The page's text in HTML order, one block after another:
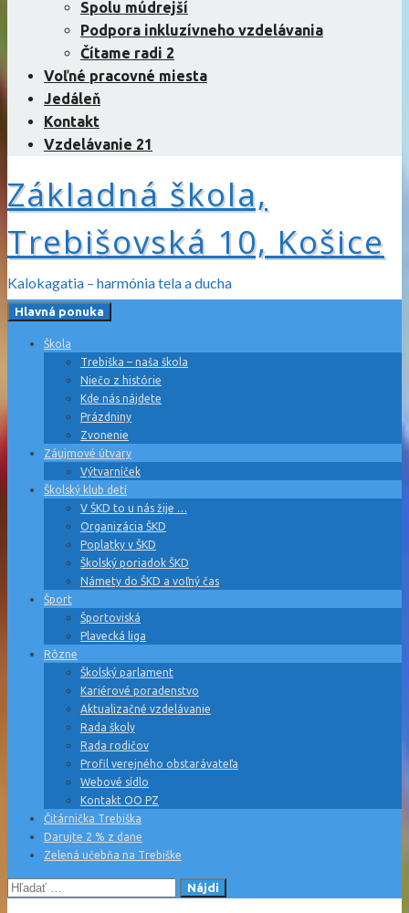
Spolu múdrejší
Podpora inkluzívneho vzdelávania
Čítame radi 2
Voľné pracovné miesta
Jedáleň
Kontakt
Vzdelávanie 21
Základná škola,
Trebišovská 10, Košice
Kalokagatia – harmónia tela a ducha
Hlavná ponuka
Škola
Trebiška – naša škola
Niečo z histórie
Kde nás nájdete
Prázdniny
Zvonenie
Záujmové útvary
Výtvarníček
Školský klub detí
V ŠKD to u nás žije …
Organizácia ŠKD
Poplatky v ŠKD
Školský poriadok ŠKD
Námety do ŠKD a voľný čas
Šport
Športoviská
Plavecká liga
Rôzne
Školský parlament
Kariérové poradenstvo
Aktualizačné vzdelávanie
Rada školy
Rada rodičov
Profil verejného obstarávateľa
Webové sídlo
Kontakt OO PZ
Čitárnička Trebiška
Darujte 2 % z dane
Zelená učebňa na Trebiške
Hľadať: